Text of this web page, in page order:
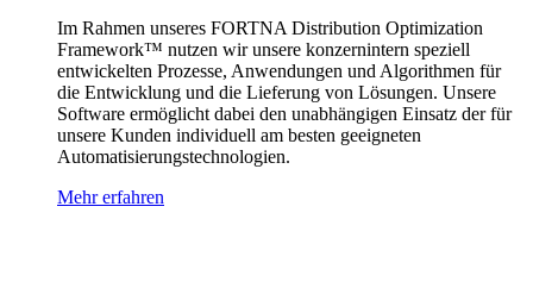
Im Rahmen unseres FORTNA Distribution Optimization
Framework™ nutzen wir unsere konzernintern speziell
entwickelten Prozesse, Anwendungen und Algorithmen für
die Entwicklung und die Lieferung von Lösungen. Unsere
Software ermöglicht dabei den unabhängigen Einsatz der für
unsere Kunden individuell am besten geeigneten
Automatisierungstechnologien.
Mehr erfahren